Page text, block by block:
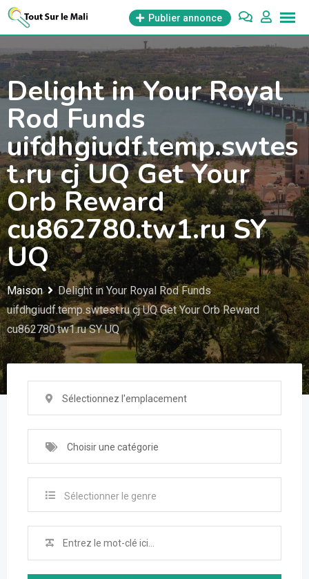
Aller
contenu
Publier annonce
Delight in Your Royal
Rod Funds
uifdhgiudf.temp.swtes
t.ru cj UQ Get Your
Orb Reward
cu862780.tw1.ru SY
UQ
Maison
Delight in Your Royal Rod Funds
uifdhgiudf.temp.swtest.ru cj UQ Get Your Orb Reward
cu862780.tw1.ru SY UQ
Sélectionnez l'emplacement
Choisir une catégorie
Sélectionner le genre